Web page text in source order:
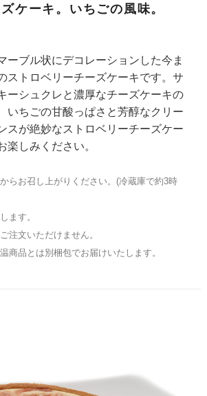
ケーキ。いちごの風味。
ーブル状にデコレーションした今ま
ストロベリーチーズケーキです。サ
ーシュクレと濃厚なチーズケーキの
いちごの甘酸っぱさと芳醇なクリー
スが絶妙なストロベリーチーズケー
楽しみください。
らお召し上がりください。(冷蔵庫で約3時
ます。
注文いただけません。
商品とは別梱包でお届けいたします。